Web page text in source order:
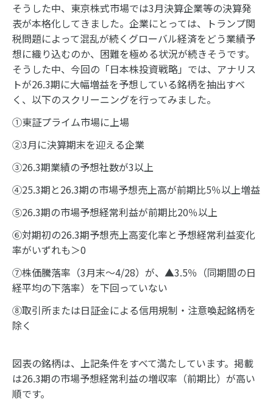
そうした中、東京株式市場では3月決算企業等の決算発
表が本格化してきました。企業にとっては、トランプ関
税問題によって混乱が続くグローバル経済をどう業績予
想に織り込むのか、困難を極める状況が続きそうです。
そうした中、今回の「日本株投資戦略」では、アナリス
トが26.3期に大幅増益を予想している銘柄を抽出すべ
く、以下のスクリーニングを行ってみました。
①東証プライム市場に上場
②3月に決算期末を迎える企業
③26.3期業績の予想社数が3以上
④25.3期と26.3期の市場予想売上高が前期比5％以上増益
⑤26.3期の市場予想経常利益が前期比20％以上
⑥対期初の26.3期予想売上高変化率と予想経常利益変化
率がいずれも＞0
⑦株価騰落率（3月末～4/28）が、▲3.5％（同期間の日
経平均の下落率）を下回っていない
⑧取引所または日証金による信用規制・注意喚起銘柄を
除く
図表の銘柄は、上記条件をすべて満たしています。掲載
は26.3期の市場予想経常利益の増収率（前期比）が高い
順です。